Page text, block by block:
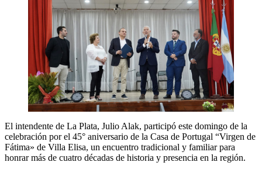
El intendente de La Plata, Julio Alak, participó este domingo de la
celebración por el 45° aniversario de la Casa de Portugal “Virgen de
Fátima» de Villa Elisa, un encuentro tradicional y familiar para
honrar más de cuatro décadas de historia y presencia en la región.